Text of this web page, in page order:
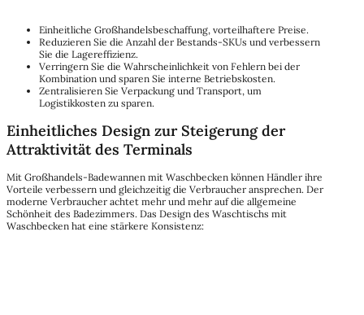
Einheitliche Großhandelsbeschaffung, vorteilhaftere Preise.
Reduzieren Sie die Anzahl der Bestands-SKUs und verbessern
Sie die Lagereffizienz.
Verringern Sie die Wahrscheinlichkeit von Fehlern bei der
Kombination und sparen Sie interne Betriebskosten.
Zentralisieren Sie Verpackung und Transport, um
Logistikkosten zu sparen.
Einheitliches Design zur Steigerung der
Attraktivität des Terminals
Mit Großhandels-Badewannen mit Waschbecken können Händler ihre
Vorteile verbessern und gleichzeitig die Verbraucher ansprechen. Der
moderne Verbraucher achtet mehr und mehr auf die allgemeine
Schönheit des Badezimmers. Das Design des Waschtischs mit
Waschbecken hat eine stärkere Konsistenz: